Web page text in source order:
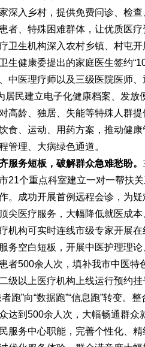
深入乡村，提供免费问诊、检
者、特殊困难群体，让优质医
卫生机构深入农村乡镇、村屯
生健康委提出的家庭医生签约
中医理疗师以及三级医院医师
居民建立电子化健康档案、发
高龄、独居、失能等特殊人群
食、运动、用药方案，推动健康
管理、大病绿色通道。
服务短板，破解群众急难愁盼。
21个重点科室建立一对一帮扶
。成功开展首例远程会诊，为
尖医疗服务，大幅降低就医成
机构可实时连线市级专家开展
务空白短板，开展中医护理理
者500余人次，填补我市中医特
级以上医疗机构上线运行预约
跑”向“数据跑”“信息跑”转变。
达到500余人次，大幅畅通群
服务中心职能，完善个性化、